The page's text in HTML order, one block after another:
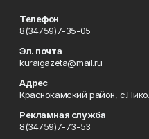
Телефон
8(34759)7-35-05
Эл. почта
kuraigazeta@mail.ru
Адрес
Краснокамский район,
Рекламная служба
8(34759)7-73-53